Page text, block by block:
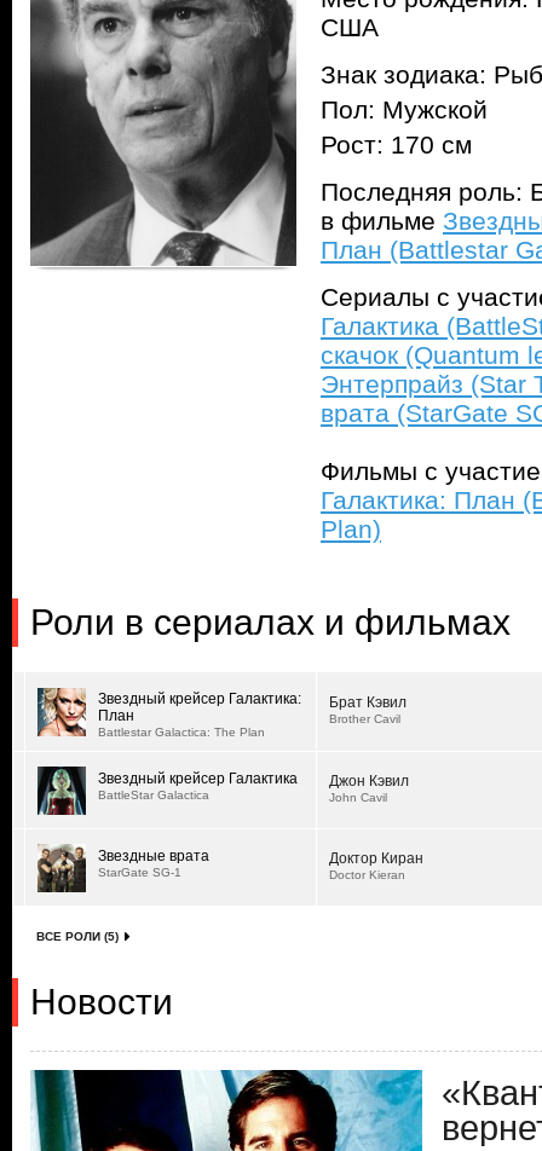
США
Знак зодиака:
Пол: Мужской
Рост: 170 см
Последняя роль:
в фильме
План (Battlestar
Сериалы с
Галактика
скачок (Quantum
Энтерпрайз (Star
врата (StarGate
Фильмы с
Галактика: План
Plan)
Роли в сериалах и фильмах
Звездный крейсер Галактика:
План
Battlestar Galactica: The Plan
Брат Кэвил
Brother Cavil
Звездный крейсер Галактика
BattleStar Galactica
Джон Кэвил
John Cavil
Звездные врата
StarGate SG-1
Доктор Киран
Doctor Kieran
ВСЕ РОЛИ (5)
Новости